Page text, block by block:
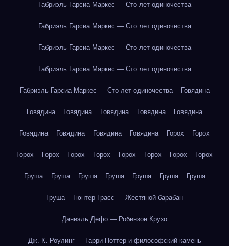
Габриэль Гарсиа Маркес — Сто лет одиночества
Габриэль Гарсиа Маркес — Сто лет одиночества
Габриэль Гарсиа Маркес — Сто лет одиночества
Габриэль Гарсиа Маркес — Сто лет одиночества
Габриэль Гарсиа Маркес — Сто лет одиночества Говядина
Говядина Говядина Говядина Говядина Говядина
Говядина Говядина Говядина Говядина Горох Горох
Горох Горох Горох Горох Горох Горох Горох Горох
Груша Груша Груша Груша Груша Груша Груша
Груша Гюнтер Грасс — Жестяной барабан
Даниэль Дефо — Робинзон Крузо
Дж. К. Роулинг — Гарри Поттер и философский камень